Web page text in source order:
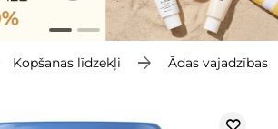
Kopšanas līdzekļi Ādas vajadzības